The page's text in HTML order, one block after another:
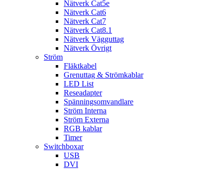
Nätverk Cat5e
Nätverk Cat6
Nätverk Cat7
Nätverk Cat8.1
Nätverk Vägguttag
Nätverk Övrigt
Ström
Fläktkabel
Grenuttag & Strömkablar
LED List
Reseadapter
Spänningsomvandlare
Ström Interna
Ström Externa
RGB kablar
Timer
Switchboxar
USB
DVI